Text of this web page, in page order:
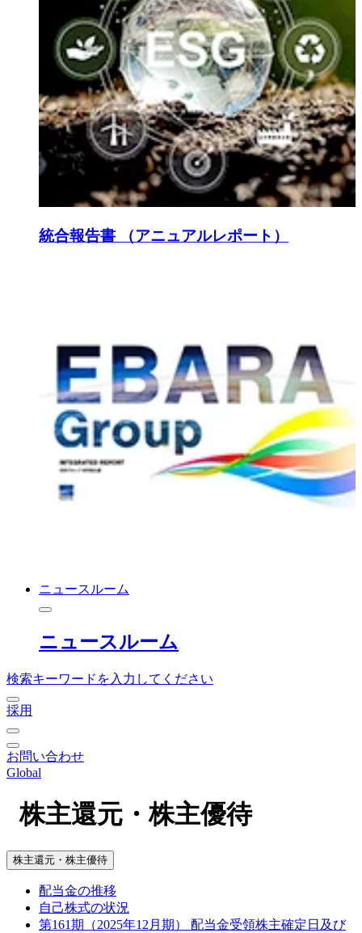
統合報告書 （アニュアルレポート）
ニュースルーム
ニュースルーム
検索キーワードを入力してください
採用
お問い合わせ
Global
株主還元・株主優待
株主還元・株主優待
配当金の推移
自己株式の状況
第161期（2025年12月期） 配当金受領株主確定日及び